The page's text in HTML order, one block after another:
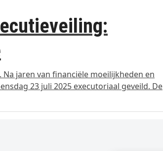
jaren van financiële moeilijkheden en
23 juli 2025 executoriaal geveild. De